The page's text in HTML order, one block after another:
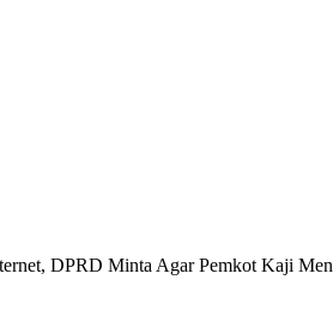
DPRD Minta Agar Pemkot Kaji